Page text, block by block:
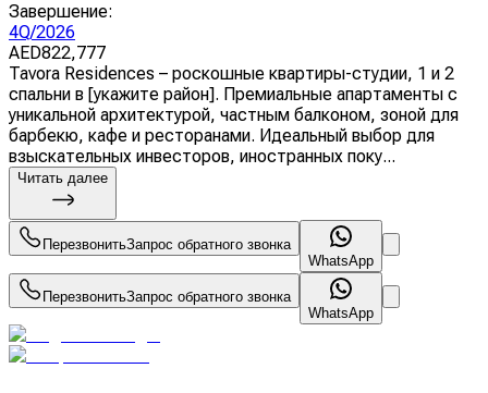
Завершение:
4Q/2026
AED822,777
Tavora Residences – роскошные квартиры-студии, 1 и 2
спальни в [укажите район]. Премиальные апартаменты с
уникальной архитектурой, частным балконом, зоной для
барбекю, кафе и ресторанами. Идеальный выбор для
взыскательных инвесторов, иностранных поку...
Читать далее
ПерезвонитьЗапрос обратного звонка
WhatsApp
ПерезвонитьЗапрос обратного звонка
WhatsApp